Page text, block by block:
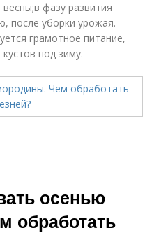
фазу развития
после уборки урожая.
грамотное питание,
под зиму.
осенью
обработать